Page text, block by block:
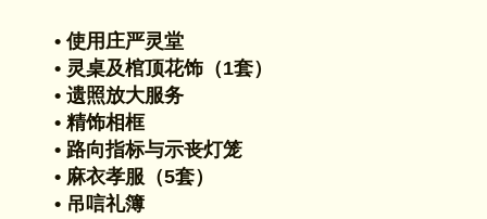
• 使用庄严灵堂
• 灵桌及棺顶花饰（1套）
• 遗照放大服务
• 精饰相框
• 路向指标与示丧灯笼
• 麻衣孝服（5套）
• 吊唁礼簿